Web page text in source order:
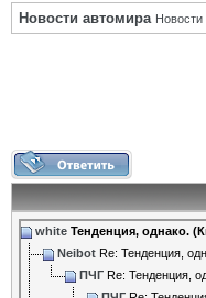
Новости автомира Новости
white Тенденция, однако.
Neibot Re: Тенденция,
ПЧГ Re: Тенденция,